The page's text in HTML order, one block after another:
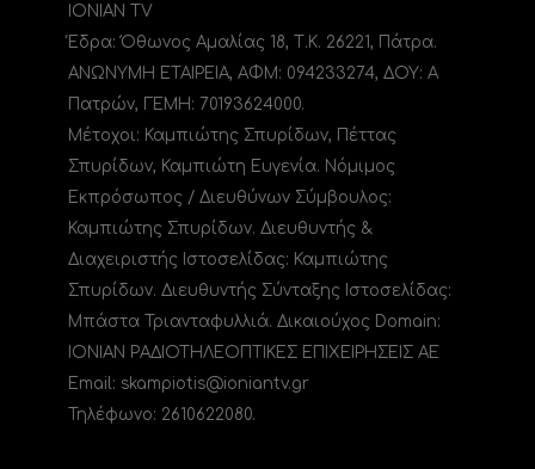
IONIAN TV
Έδρα: Όθωνος Αμαλίας 18, Τ.Κ. 26221, Πάτρα.
ΑΝΩΝΥΜΗ ΕΤΑΙΡΕΙΑ, ΑΦΜ: 094233274, ΔΟΥ: A
Πατρών, ΓΕΜΗ: 70193624000.
Μέτοχοι: Καμπιώτης Σπυρίδων, Πέττας
Σπυρίδων, Καμπιώτη Ευγενία. Νόμιμος
Εκπρόσωπος / Διευθύνων Σύμβουλος:
Καμπιώτης Σπυρίδων. Διευθυντής &
Διαχειριστής Ιστοσελίδας: Καμπιώτης
Σπυρίδων. Διευθυντής Σύνταξης Ιστοσελίδας:
Μπάστα Τριανταφυλλιά. Δικαιούχος Domain:
ΙΟΝΙΑΝ ΡΑΔΙΟΤΗΛΕΟΠΤΙΚΕΣ ΕΠΙΧΕΙΡΗΣΕΙΣ ΑΕ
Email: skampiotis@ioniantv.gr
Τηλέφωνο: 2610622080.